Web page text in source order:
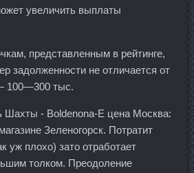
увеличить выплаты
представленным в рейтинге,
задолженности не отличается от
100—300 тыс.
Шахты - Boldenona-E цена Москва:
Зеленогорск. Потратит
уж плохо) зато отработает
толком. Преодоление